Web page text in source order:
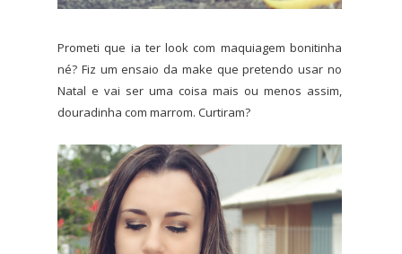
Prometi que ia ter look com maquiagem bonitinha
né? Fiz um ensaio da make que pretendo usar no
Natal e vai ser uma coisa mais ou menos assim,
douradinha com marrom. Curtiram?